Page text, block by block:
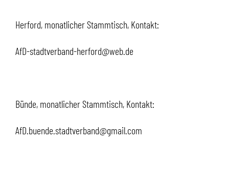
Herford, monatlicher Stammtisch, Kontakt:
AfD-stadtverband-herford@web.de
Bünde, monatlicher Stammtisch, Kontakt:
AfD.buende.stadtverband@gmail.com